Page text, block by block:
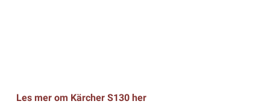
Les mer om Kärcher S130 her